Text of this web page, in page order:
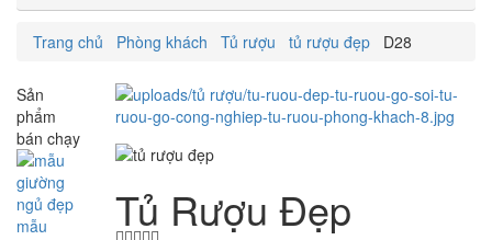
Trang chủ Phòng khách Tủ rượu tủ rượu đẹp D28
Sản
phẩm
bán chạy
mẫu
Tủ Rượu Đẹp